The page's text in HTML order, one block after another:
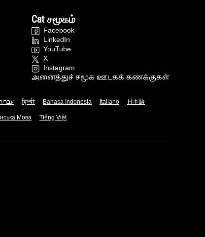
Cat சமூகம்
Facebook
LinkedIn
YouTube
X
Instagram
அனைத்துச் சமூக ஊடகக் கணக்குகள்
हिन्दी Bahasa Indonesia Italiano 日本語
Мова Tiếng Việt